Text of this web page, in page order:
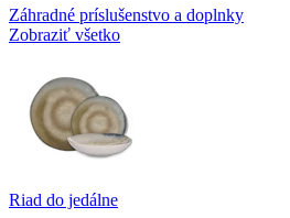
Záhradné príslušenstvo a doplnky
Zobraziť všetko
Riad do jedálne